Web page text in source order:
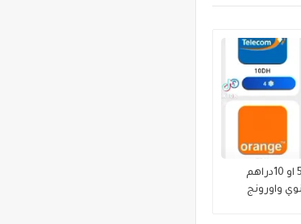
تطبيق لربح تعبئة 5 او 10دراهم
واورونج